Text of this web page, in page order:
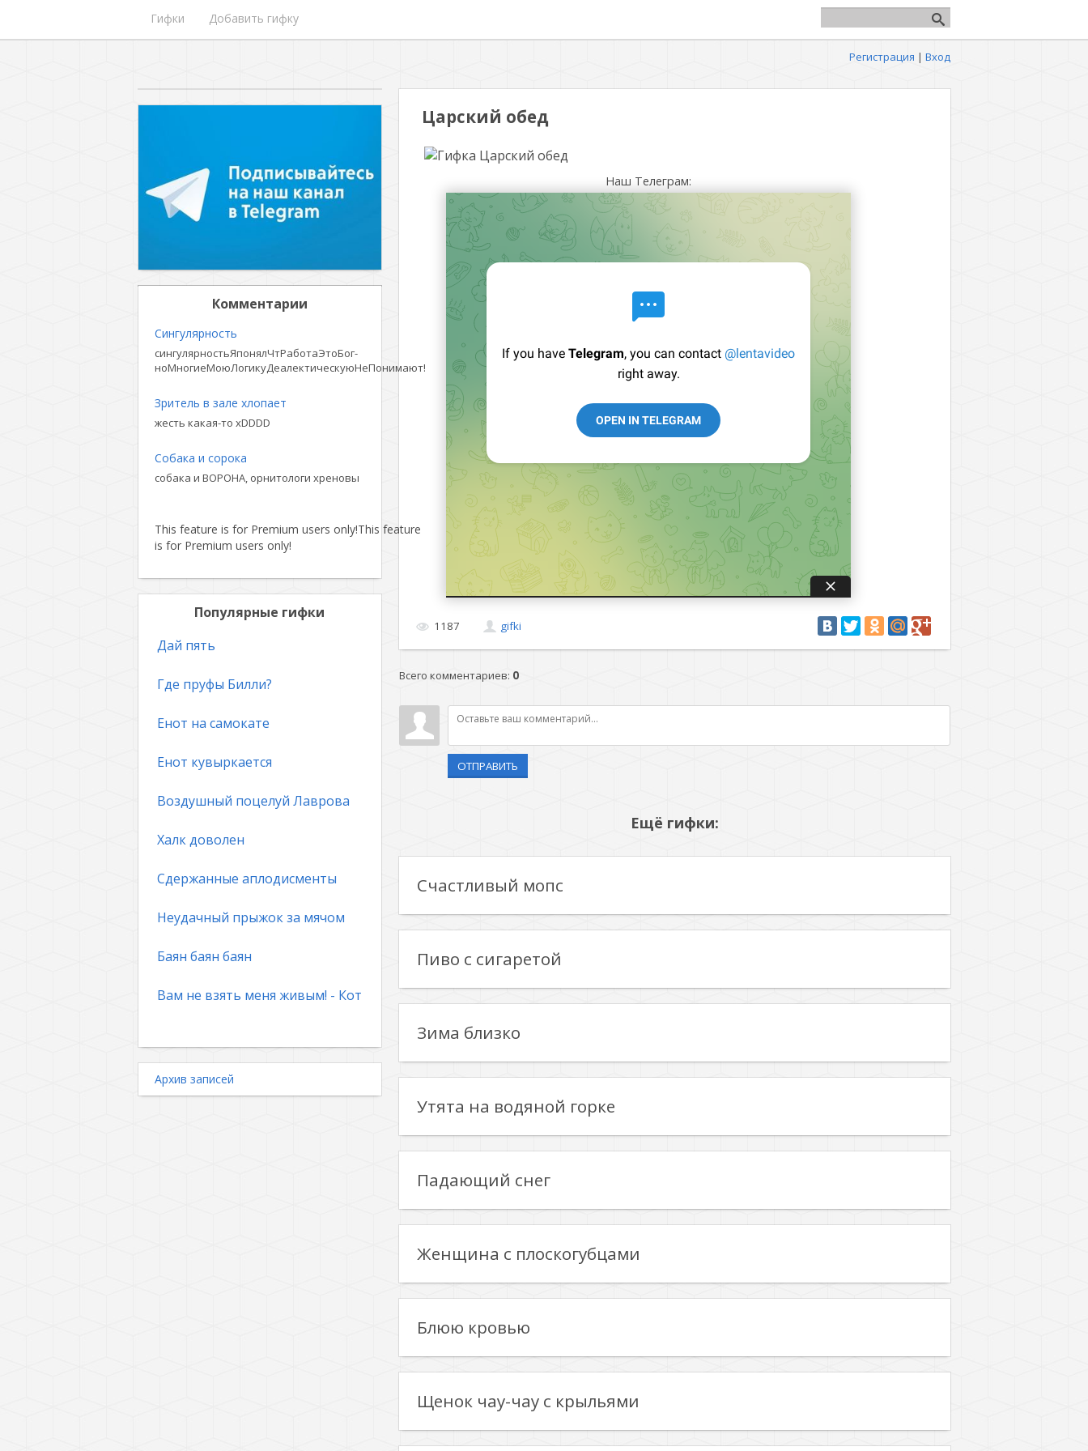
Гифки Добавить гифку
Регистрация | Вход
Царский обед
Наш Телеграм:
1187 gifki
Всего комментариев: 0
ОТПРАВИТЬ
Ещё гифки:
Счастливый мопс
Пиво с сигаретой
Зима близко
Утята на водяной горке
Падающий снег
Женщина с плоскогубцами
Блюю кровью
Щенок чау-чау с крыльями
Комментарии
Сингулярность
сингулярностьЯпонялЧтРаботаЭтоБог-
ноМногиеМоюЛогикуДеалектическуюНеПонимают!
Зритель в зале хлопает
жесть какая-то xDDDD
Собака и сорока
собака и ВОРОНА, орнитологи хреновы
This feature is for Premium users only!This feature
is for Premium users only!
Популярные гифки
Дай пять
Где пруфы Билли?
Енот на самокате
Енот кувыркается
Воздушный поцелуй Лаврова
Халк доволен
Сдержанные аплодисменты
Неудачный прыжок за мячом
Баян баян баян
Вам не взять меня живым! - Кот
Архив записей